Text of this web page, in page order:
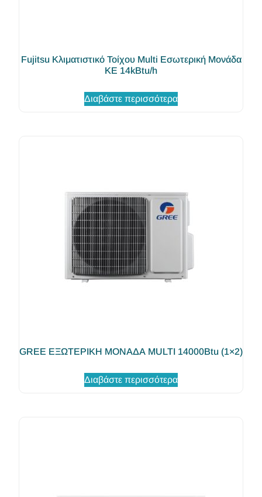
Fujitsu Κλιματιστικό Τοίχου Multi Εσωτερική Μονάδα
KE 14kBtu/h
Διαβάστε περισσότερα
GREE ΕΞΩΤΕΡΙΚΗ ΜΟΝΑΔΑ MULTI 14000Btu (1×2)
Διαβάστε περισσότερα